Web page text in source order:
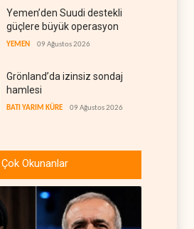
Yemen’den Suudi destekli
güçlere büyük operasyon
YEMEN 09 Ağustos 2026
Grönland’da izinsiz sondaj
hamlesi
BATI YARIM KÜRE 09 Ağustos 2026
rağmen direnişini
sürdürecek’
Yemen, Aramco’yu vurdu
09 Ağustos 2026
Çok Okunanlar